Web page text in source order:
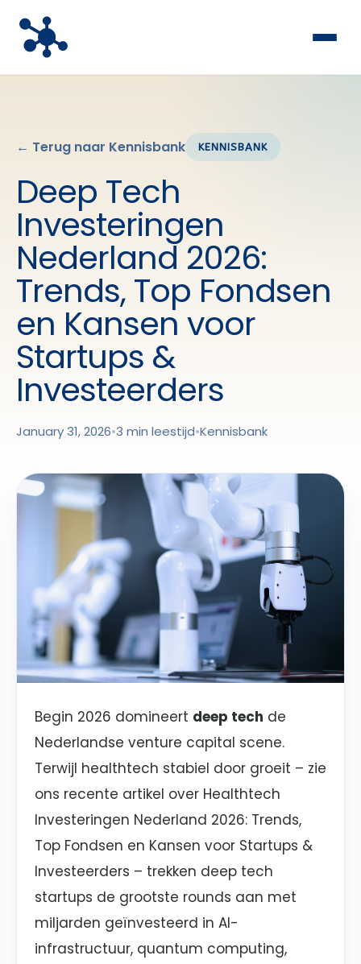
← Terug naar Kennisbank KENNISBANK
Deep Tech
Investeringen
Nederland 2026:
Trends, Top Fondsen
en Kansen voor
Startups &
Investeerders
January 31, 2026•3 min leestijd•Kennisbank
Begin 2026 domineert deep tech de
Nederlandse venture capital scene.
Terwijl healthtech stabiel door groeit – zie
ons recente artikel over Healthtech
Investeringen Nederland 2026: Trends,
Top Fondsen en Kansen voor Startups &
Investeerders – trekken deep tech
startups de grootste rounds aan met
miljarden geïnvesteerd in AI-
infrastructuur, quantum computing,